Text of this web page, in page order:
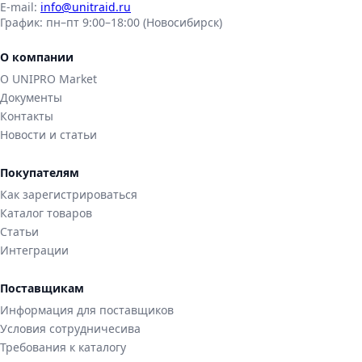
E-mail: info@unitraid.ru
График: пн–пт 9:00–18:00 (Новосибирск)
О компании
О UNIPRO Market
Документы
Контакты
Новости и статьи
Покупателям
Как зарегистрироваться
Каталог товаров
Статьи
Интеграции
Поставщикам
Информация для поставщиков
Условия сотрудничесива
Требования к каталогу